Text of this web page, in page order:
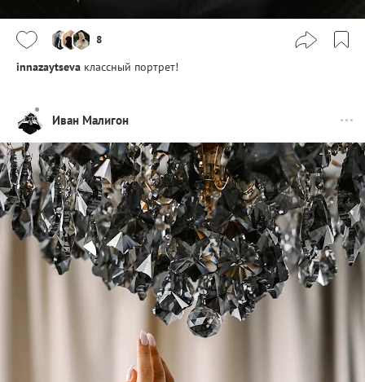
8
innazaytseva классный портрет!
Иван Малигон